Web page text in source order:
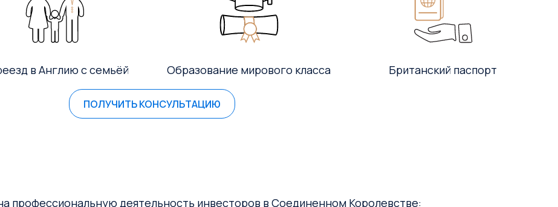
в Англию с семьёй Образование мирового класса Британский паспорт
ПОЛУЧИТЬ КОНСУЛЬТАЦИЮ
профессиональную деятельность инвесторов в Соединенном Королевстве: